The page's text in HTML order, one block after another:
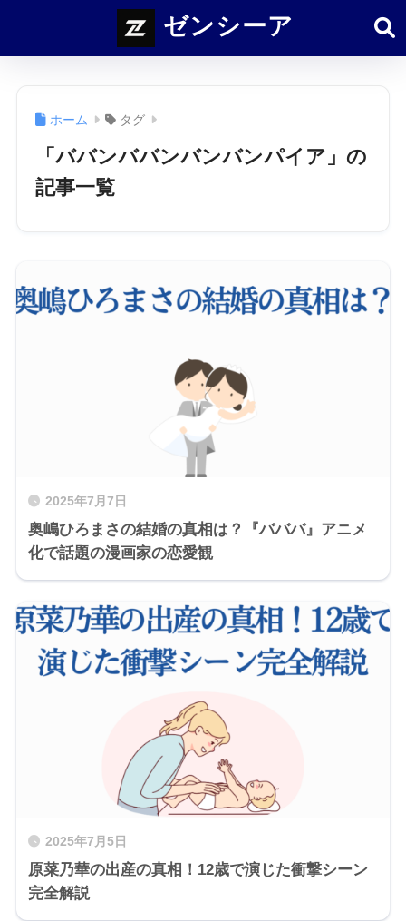
ゼンシーア
ホーム タグ
「ババンババンバンバンパイア」の
記事一覧
2025年7月7日
奥嶋ひろまさの結婚の真相は？『バババ』アニメ
化で話題の漫画家の恋愛観
2025年7月5日
原菜乃華の出産の真相！12歳で演じた衝撃シーン
完全解説